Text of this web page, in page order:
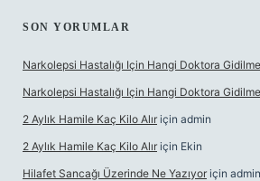
SON YORUMLAR
Narkolepsi Hastalığı Için Hangi Doktora
Narkolepsi Hastalığı Için Hangi Doktora
2 Aylık Hamile Kaç Kilo Alır için admin
2 Aylık Hamile Kaç Kilo Alır için Ekin
Hilafet Sancağı Üzerinde Ne Yazıyor için admin